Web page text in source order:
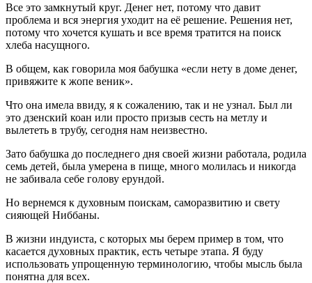
Все это замкнутый круг. Денег нет, потому что давит
проблема и вся энергия уходит на её решение. Решения нет,
потому что хочется кушать и все время тратится на поиск
хлеба насущного.
В общем, как говорила моя бабушка «если нету в доме денег,
привяжите к жопе веник».
Что она имела ввиду, я к сожалению, так и не узнал. Был ли
это дзенский коан или просто призыв сесть на метлу и
вылететь в трубу, сегодня нам неизвестно.
Зато бабушка до последнего дня своей жизни работала, родила
семь детей, была умерена в пище, много молилась и никогда
не забивала себе голову ерундой.
Но вернемся к духовным поискам, саморазвитию и свету
сияющей Ниббаны.
В жизни индуиста, с которых мы берем пример в том, что
касается духовных практик, есть четыре этапа. Я буду
использовать упрощенную терминологию, чтобы мысль была
понятна для всех.